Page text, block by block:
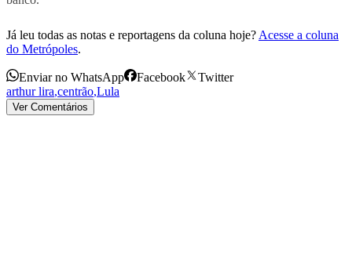
Já leu todas as notas e reportagens da coluna hoje? Acesse a coluna
do Metrópoles.
Enviar no WhatsApp Facebook
Twitter
arthur lira,centrão,Lula
Ver Comentários